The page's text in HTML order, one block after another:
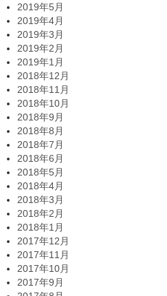
2019年5月
2019年4月
2019年3月
2019年2月
2019年1月
2018年12月
2018年11月
2018年10月
2018年9月
2018年8月
2018年7月
2018年6月
2018年5月
2018年4月
2018年3月
2018年2月
2018年1月
2017年12月
2017年11月
2017年10月
2017年9月